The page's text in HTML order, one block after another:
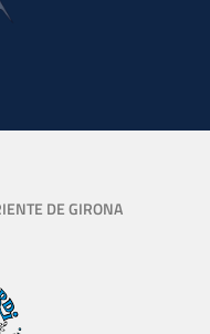
DE GIRONA